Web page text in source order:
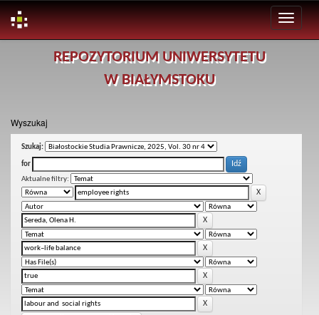
REPOZYTORIUM UNIWERSYTETU
W BIAŁYMSTOKU
Wyszukaj
Szukaj:
for
Aktualne filtry: